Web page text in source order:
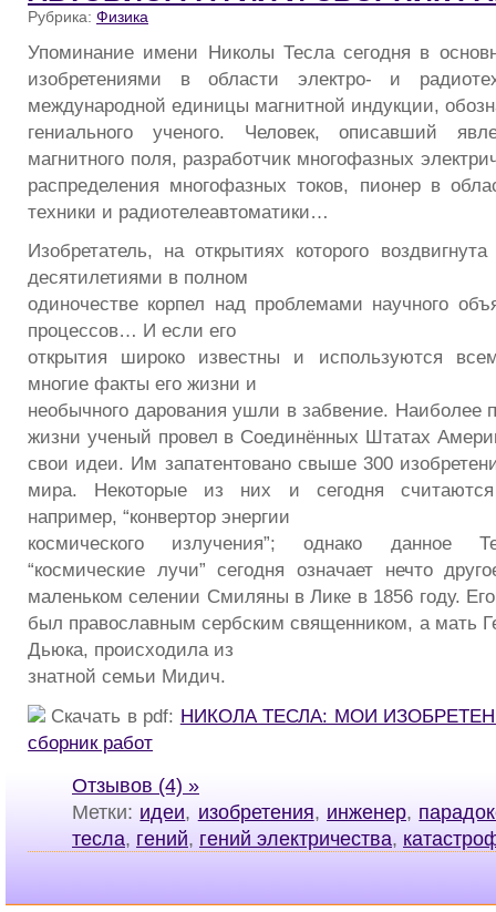
Рубрика: Физика
Упоминание имени Николы Тесла сегодня в
изобретениями в области электро- и
международной единицы магнитной индукции,
гениального ученого. Человек, описавший
магнитного поля, разработчик многофазных
распределения многофазных токов, пионер в
техники и радиотелеавтоматики…
Изобретатель, на открытиях которого
десятилетиями в полном
одиночестве корпел над проблемами научного
процессов… И если его
открытия широко известны и используются
многие факты его жизни и
необычного дарования ушли в забвение. Наиболее
жизни ученый провел в Соединённых Штатах
свои идеи. Им запатентовано свыше 300
мира. Некоторые из них и сегодня
например, “конвертор энергии
космического излучения”; однако данное
“космические лучи” сегодня означает нечто
маленьком селении Смиляны в Лике в 1856 году.
был православным сербским священником, а мать
Дьюка, происходила из
знатной семьи Мидич.
Скачать в pdf: НИКОЛА ТЕСЛА: МОИ
сборник работ
Отзывов (4) »
Метки: идеи, изобретения, инженер,
тесла, гений, гений электричества,